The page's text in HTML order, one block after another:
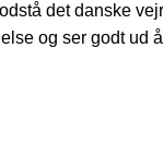
det danske
og ser godt ud